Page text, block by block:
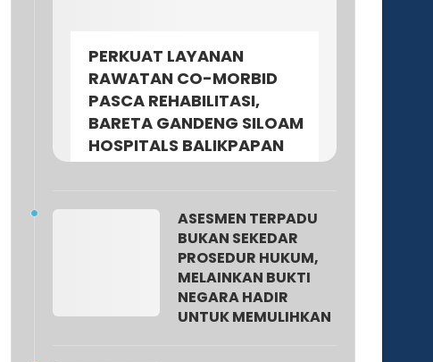
PERKUAT LAYANAN
RAWATAN CO-MORBID
PASCA REHABILITASI,
BARETA GANDENG SILOAM
HOSPITALS BALIKPAPAN
ASESMEN TERPADU
BUKAN SEKEDAR
PROSEDUR HUKUM,
MELAINKAN BUKTI
NEGARA HADIR
UNTUK MEMULIHKAN